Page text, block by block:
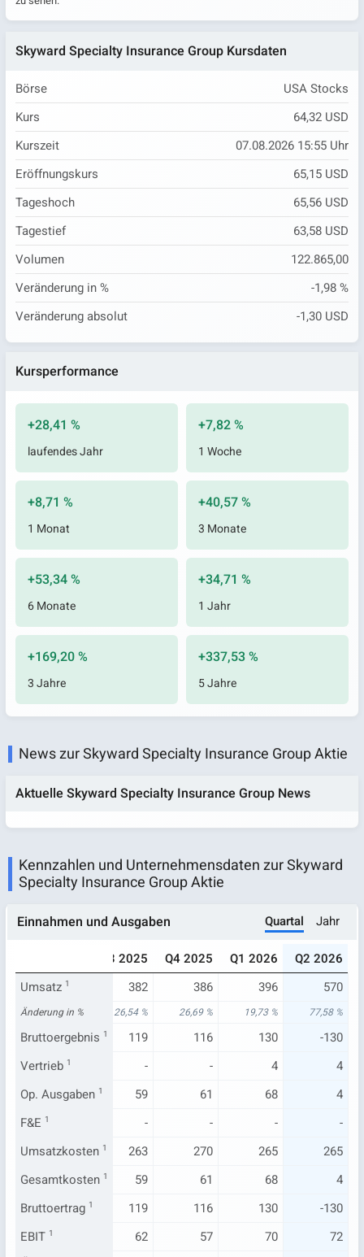
Skyward Specialty Insurance Group Kursdaten
Börse
USA Stocks
Kurs
64,32 USD
Kurszeit
07.08.2026 15:55 Uhr
Eröffnungskurs
65,15 USD
Tageshoch
65,56 USD
Tagestief
63,58 USD
Volumen
122.865,00
Veränderung in %
-1,98 %
Veränderung absolut
-1,30 USD
Kursperformance
+28,41 %
laufendes Jahr
+7,82 %
1 Woche
+8,71 %
1 Monat
+40,57 %
3 Monate
+53,34 %
6 Monate
+34,71 %
1 Jahr
+169,20 %
3 Jahre
+337,53 %
5 Jahre
News zur Skyward Specialty Insurance Group Aktie
Aktuelle Skyward Specialty Insurance Group News
Kennzahlen und Unternehmensdaten zur Skyward
Specialty Insurance Group Aktie
Einnahmen und Ausgaben Quartal Jahr
Q3 2025 Q4 2025 Q1 2026
Q2 2026
Umsatz 1321 382 386 396 570
Änderung in %
15,69 % 26,54 % 26,69 % 19,73 % 77,58 %
Bruttoergebnis 1
95 119 116 130
-130
Vertrieb 1 - - 4
4
Op. Ausgaben 1
45 59 61 68
4
F&E 1 - - -
-
Umsatzkosten 1
226 263 270 265
265
Gesamtkosten 1
45 59 61 68
4
Bruttoertrag 1
95 119 116 130
-130
EBIT 1 62 57 70 72